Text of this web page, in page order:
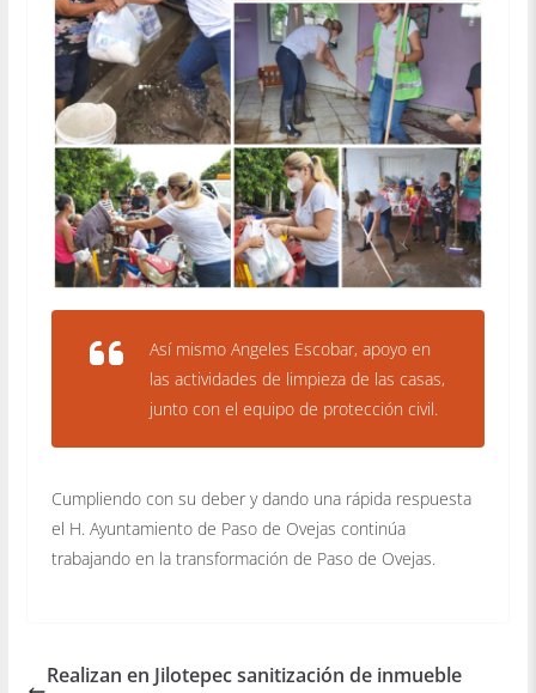
Así mismo Angeles Escobar, apoyo en
las actividades de limpieza de las casas,
junto con el equipo de protección civil.
Cumpliendo con su deber y dando una rápida respuesta
el H. Ayuntamiento de Paso de Ovejas continúa
trabajando en la transformación de Paso de Ovejas.
Realizan en Jilotepec sanitización de inmueble